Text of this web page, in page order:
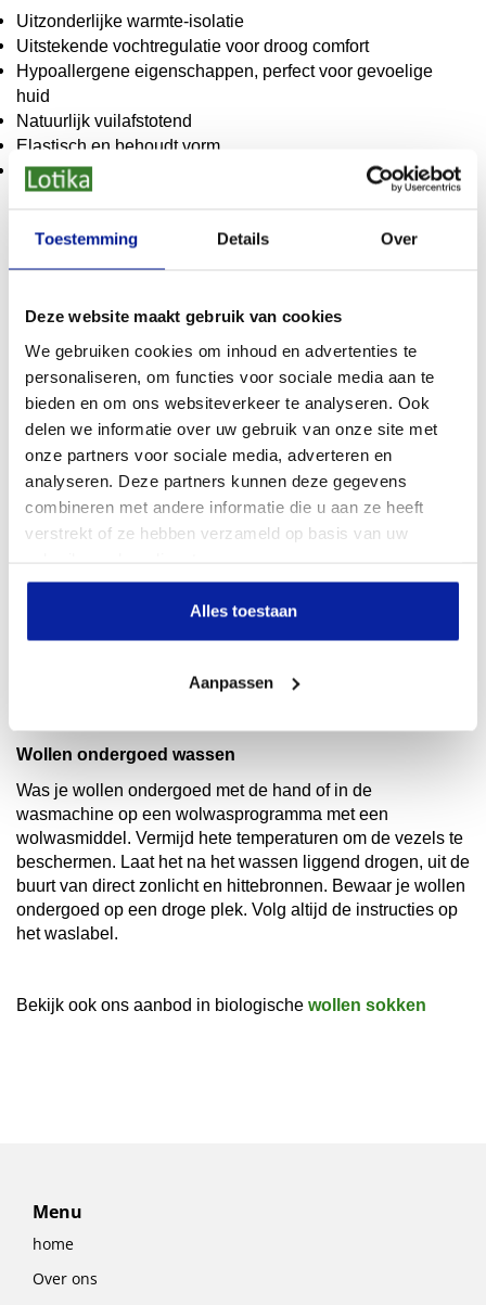
Toestemming Details Over
Deze website maakt gebruik van cookies
We gebruiken cookies om inhoud en advertenties te
personaliseren, om functies voor sociale media aan te
bieden en om ons websiteverkeer te analyseren. Ook
delen we informatie over uw gebruik van onze site met
onze partners voor sociale media, adverteren en
analyseren. Deze partners kunnen deze gegevens
combineren met andere informatie die u aan ze heeft
verstrekt of ze hebben verzameld op basis van uw
Alles toestaan
Aanpassen
Uitzonderlijke warmte-isolatie
Uitstekende vochtregulatie voor droog comfort
Hypoallergene eigenschappen, perfect voor gevoelige
huid
Natuurlijk vuilafstotend
Elastisch en behoudt vorm
Biologisch afbreekbaar
Soorten wollen ondergoed en lingerie
Ondergoed met wol en zijde
werelden: de warmte en ademend vermogen van wol,
ondergoed is perfect voor mensen die extra comfort
waarderen.
Merino wollen ondergoed
Merino wol is een van de fijnste en zachtste soorten wol.
Het biedt alle voordelen van gewone wol, maar zonder het
kriebelige gevoel. Dit maakt Merino wollen ondergoed
Het wollen ondergoed van Comazo is gemaakt van 70%
Wil je meer weten over de verschillende wol soorten,
Wollen ondergoed wassen
Was je wollen ondergoed met de hand of in de
wasmachine op een wolwasprogramma met een
wolwasmiddel. Vermijd hete temperaturen om de vezels te
beschermen. Laat het na het wassen liggend drogen, uit de
buurt van direct zonlicht en hittebronnen. Bewaar je wollen
ondergoed op een droge plek. Volg altijd de instructies op
het waslabel.
Bekijk ook ons aanbod in biologische wollen sokken
Menu
home
Over ons